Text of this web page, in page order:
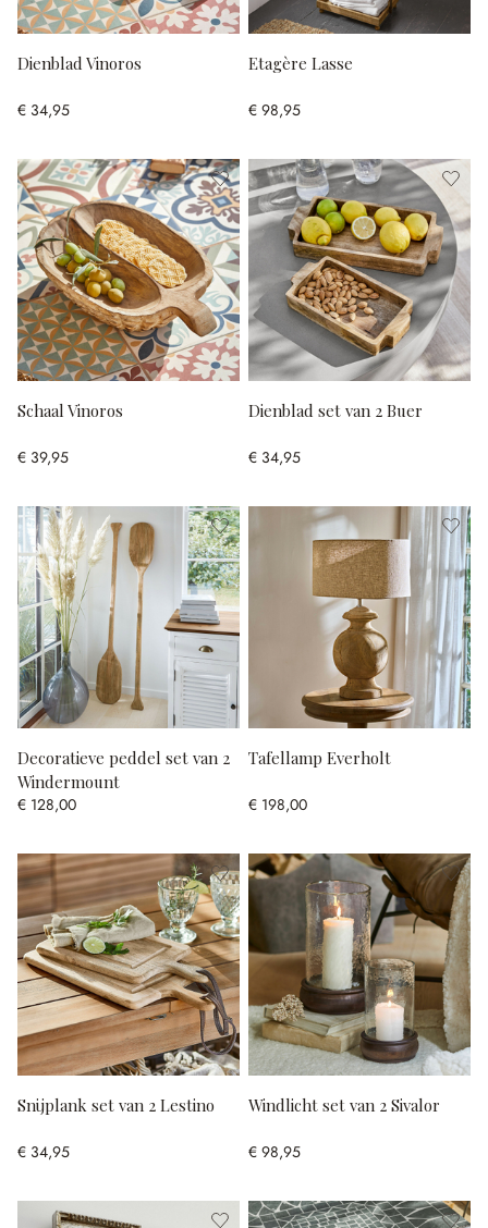
Dienblad Vinoros
€ 34,95
Etagère Lasse
€ 98,95
Schaal Vinoros
€ 39,95
Dienblad set van 2 Buer
€ 34,95
Decoratieve peddel set van 2
Windermount
€ 128,00
Tafellamp Everholt
€ 198,00
Snijplank set van 2 Lestino
€ 34,95
Windlicht set van 2 Sivalor
€ 98,95